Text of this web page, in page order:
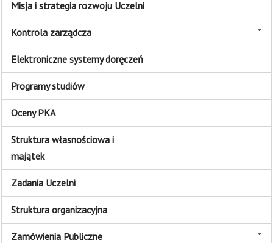
Misja i strategia rozwoju Uczelni
Kontrola zarządcza
Elektroniczne systemy doręczeń
Programy studiów
Oceny PKA
Struktura własnościowa i
majątek
Zadania Uczelni
Struktura organizacyjna
Zamówienia Publiczne